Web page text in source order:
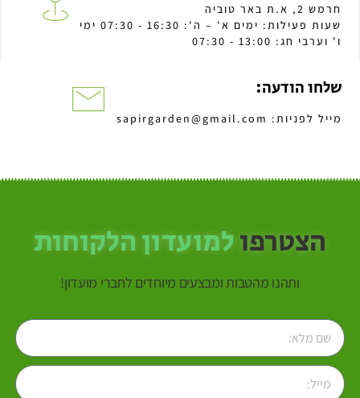
חרמש 2, א.ת באר טוביה
שעות פעילות: ימים א' – ה': 16:30 - 07:30 ימי
ו' וערבי חג: 13:00 - 07:30
שלחו הודעה:
מייל לפניות: sapirgarden@gmail.com
הצטרפולמועדון הלקוחות
ותהנו מהטבות ומבצעים מיוחדים לחברי מועדון!